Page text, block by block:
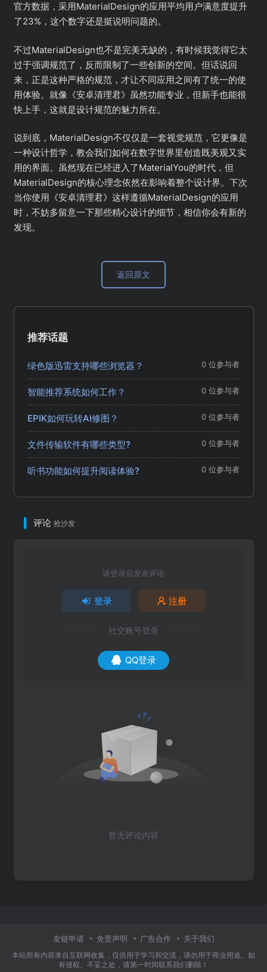
官方数据，采用MaterialDesign的应用平均用户满意度提升
了23%，这个数字还是挺说明问题的。
不过MaterialDesign也不是完美无缺的，有时候我觉得它太
过于强调规范了，反而限制了一些创新的空间。但话说回
来，正是这种严格的规范，才让不同应用之间有了统一的使
用体验。就像《安卓清理君》虽然功能专业，但新手也能很
快上手，这就是设计规范的魅力所在。
说到底，MaterialDesign不仅仅是一套视觉规范，它更像是
一种设计哲学，教会我们如何在数字世界里创造既美观又实
用的界面。虽然现在已经进入了MaterialYou的时代，但
MaterialDesign的核心理念依然在影响着整个设计界。下次
当你使用《安卓清理君》这样遵循MaterialDesign的应用
时，不妨多留意一下那些精心设计的细节，相信你会有新的
发现。
返回原文
推荐话题
绿色版迅雷支持哪些浏览器？ 0 位参与者
智能推荐系统如何工作？ 0 位参与者
EPIK如何玩转AI修图？ 0 位参与者
文件传输软件有哪些类型? 0 位参与者
听书功能如何提升阅读体验? 0 位参与者
评论 抢沙发
请登录后发表评论
登录 注册
社交账号登录
QQ登录
暂无评论内容
友链申请 免责声明 广告合作 关于我们
本站所有内容来自互联网收集，仅供用于学习和交流，请勿用于商业用途。如
有侵权、不妥之处，请第一时间联系我们删除！